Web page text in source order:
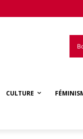
CULTURE